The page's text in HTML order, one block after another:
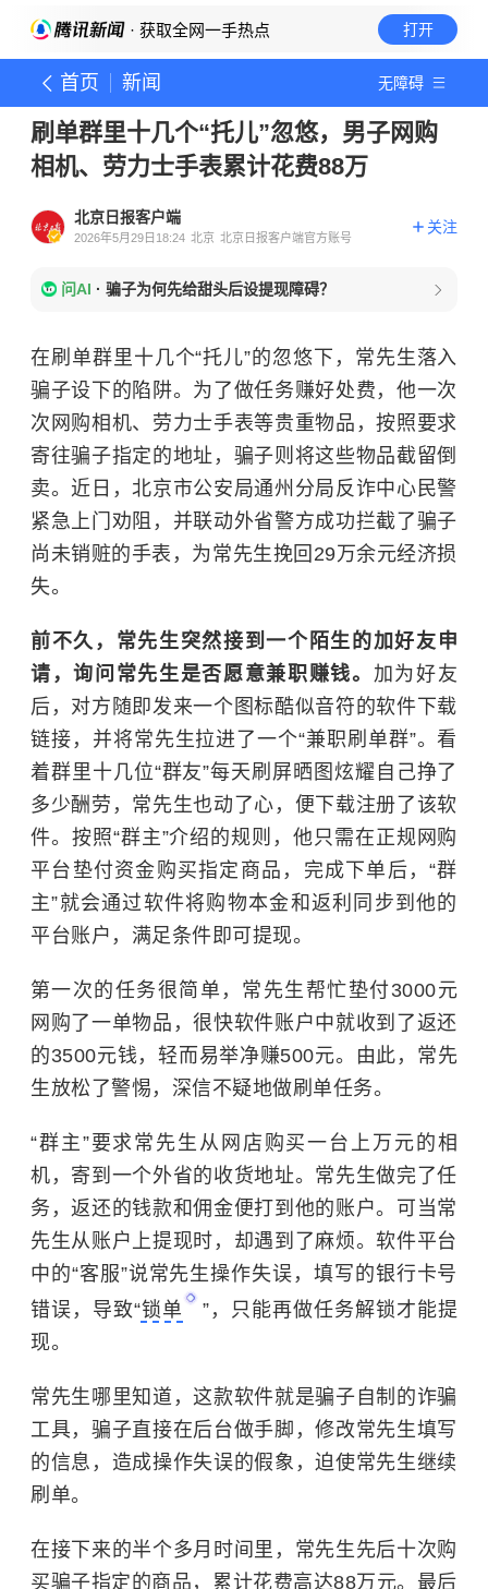
· 获取全网一手热点 打开
首页 新闻 无障碍
刷单群里十几个“托儿”忽悠，男子网购
相机、劳力士手表累计花费88万
北京日报客户端
2026年5月29日18:24 北京 北京日报客户端官方账号
关注
问AI · 骗子为何先给甜头后设提现障碍？
在刷单群里十几个“托儿”的忽悠下，常先生落入
骗子设下的陷阱。为了做任务赚好处费，他一次
次网购相机、劳力士手表等贵重物品，按照要求
寄往骗子指定的地址，骗子则将这些物品截留倒
卖。近日，北京市公安局通州分局反诈中心民警
紧急上门劝阻，并联动外省警方成功拦截了骗子
尚未销赃的手表，为常先生挽回29万余元经济损
失。
前不久，常先生突然接到一个陌生的加好友申
请，询问常先生是否愿意兼职赚钱。 加为好友
后，对方随即发来一个图标酷似音符的软件下载
链接，并将常先生拉进了一个“兼职刷单群”。看
着群里十几位“群友”每天刷屏晒图炫耀自己挣了
多少酬劳，常先生也动了心，便下载注册了该软
件。按照“群主”介绍的规则，他只需在正规网购
平台垫付资金购买指定商品，完成下单后，“群
主”就会通过软件将购物本金和返利同步到他的
平台账户，满足条件即可提现。
第一次的任务很简单，常先生帮忙垫付3000元
网购了一单物品，很快软件账户中就收到了返还
的3500元钱，轻而易举净赚500元。由此，常先
生放松了警惕，深信不疑地做刷单任务。
“群主”要求常先生从网店购买一台上万元的相
机，寄到一个外省的收货地址。常先生做完了任
务，返还的钱款和佣金便打到他的账户。可当常
先生从账户上提现时，却遇到了麻烦。软件平台
中的“客服”说常先生操作失误，填写的银行卡号
错误，导致“锁单
”，只能再做任务解锁才能提
现。
常先生哪里知道，这款软件就是骗子自制的诈骗
工具，骗子直接在后台做手脚，修改常先生填写
的信息，造成操作失误的假象，迫使常先生继续
刷单。
在接下来的半个多月时间里，常先生先后十次购
买骗子指定的商品，累计花费高达88万元。最后